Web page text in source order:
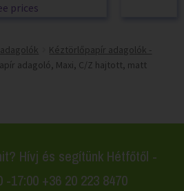
prices
Kéztörlőpapír adagolók -
adagoló, Maxi, C/Z hajtott, matt
Hívj és segítünk Hétfőtől -
-17:00 +36 20 223 8470